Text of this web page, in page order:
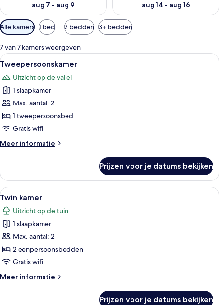
aug 7 - aug 9
aug 14 - aug 16
Beschikbare
filters
voor
kamers
Alle kamers 1 bed 2 bedden 3+ bedden
7 van 7 kamers weergeven
Alle
foto's
voor
Tweepersoonskamer
laden
Een hotelkamer met een bed,
11
Tweepersoonskamer
Uitzicht op de vallei
1 slaapkamer
Max. aantal: 2
1 tweepersoonsbed
Gratis wifi
Meer informatie
Meer
Prijzen voor je datums bekijken
Alle
foto's
voor
Twin
kamer
laden
Een hotelkamer met twee bedden,
5
Twin kamer
Uitzicht op de tuin
1 slaapkamer
Max. aantal: 2
2 eenpersoonsbedden
Gratis wifi
Meer informatie
Meer
Prijzen voor je datums bekijken